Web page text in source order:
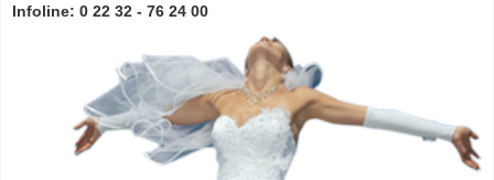
Infoline: 0 22 32 - 76 24 00